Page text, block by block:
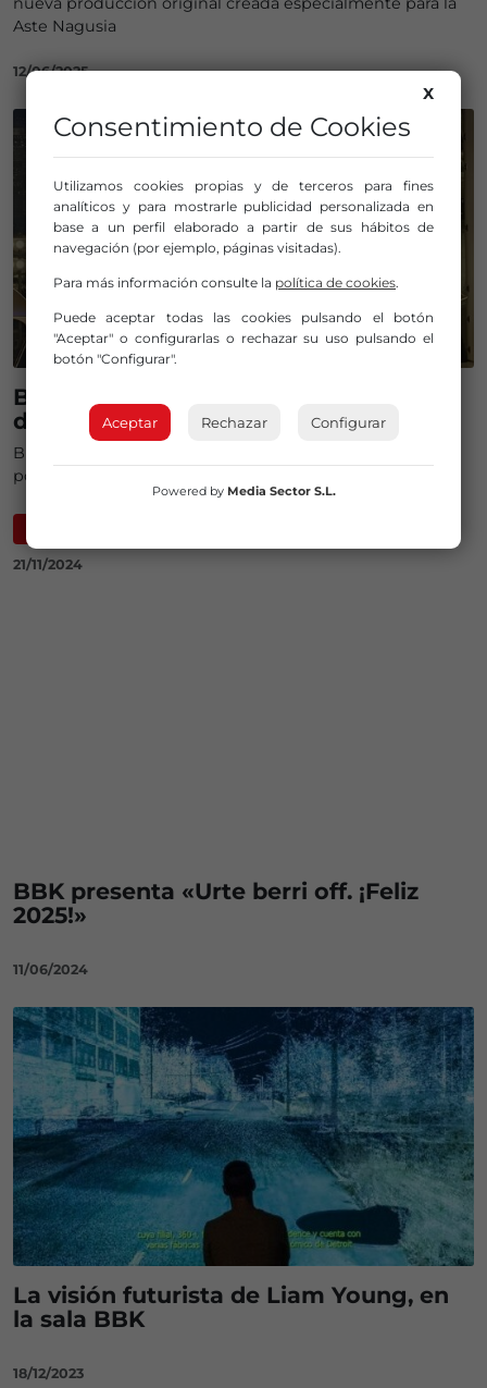
Aste Nagusia
12/06/2025
Bizkaia se expone al mundo a través
de la moda
BBK y BIAAF conmemoran sus 10 años de colaboración
por el impulso de diseñadoras en el extranjero
21/11/2024
BBK presenta «Urte berri off. ¡Feliz
2025!»
11/06/2024
La visión futurista de Liam Young, en
la sala BBK
18/12/2023
X
Consentimiento de Cookies
Utilizamos cookies propias y de terceros para fines
analíticos y para mostrarle publicidad personalizada en
base a un perfil elaborado a partir de sus hábitos de
navegación (por ejemplo, páginas visitadas).
Para más información consulte la política de cookies.
Puede aceptar todas las cookies pulsando el botón
"Aceptar" o configurarlas o rechazar su uso pulsando el
botón "Configurar".
Aceptar Rechazar Configurar
Powered by Media Sector S.L.